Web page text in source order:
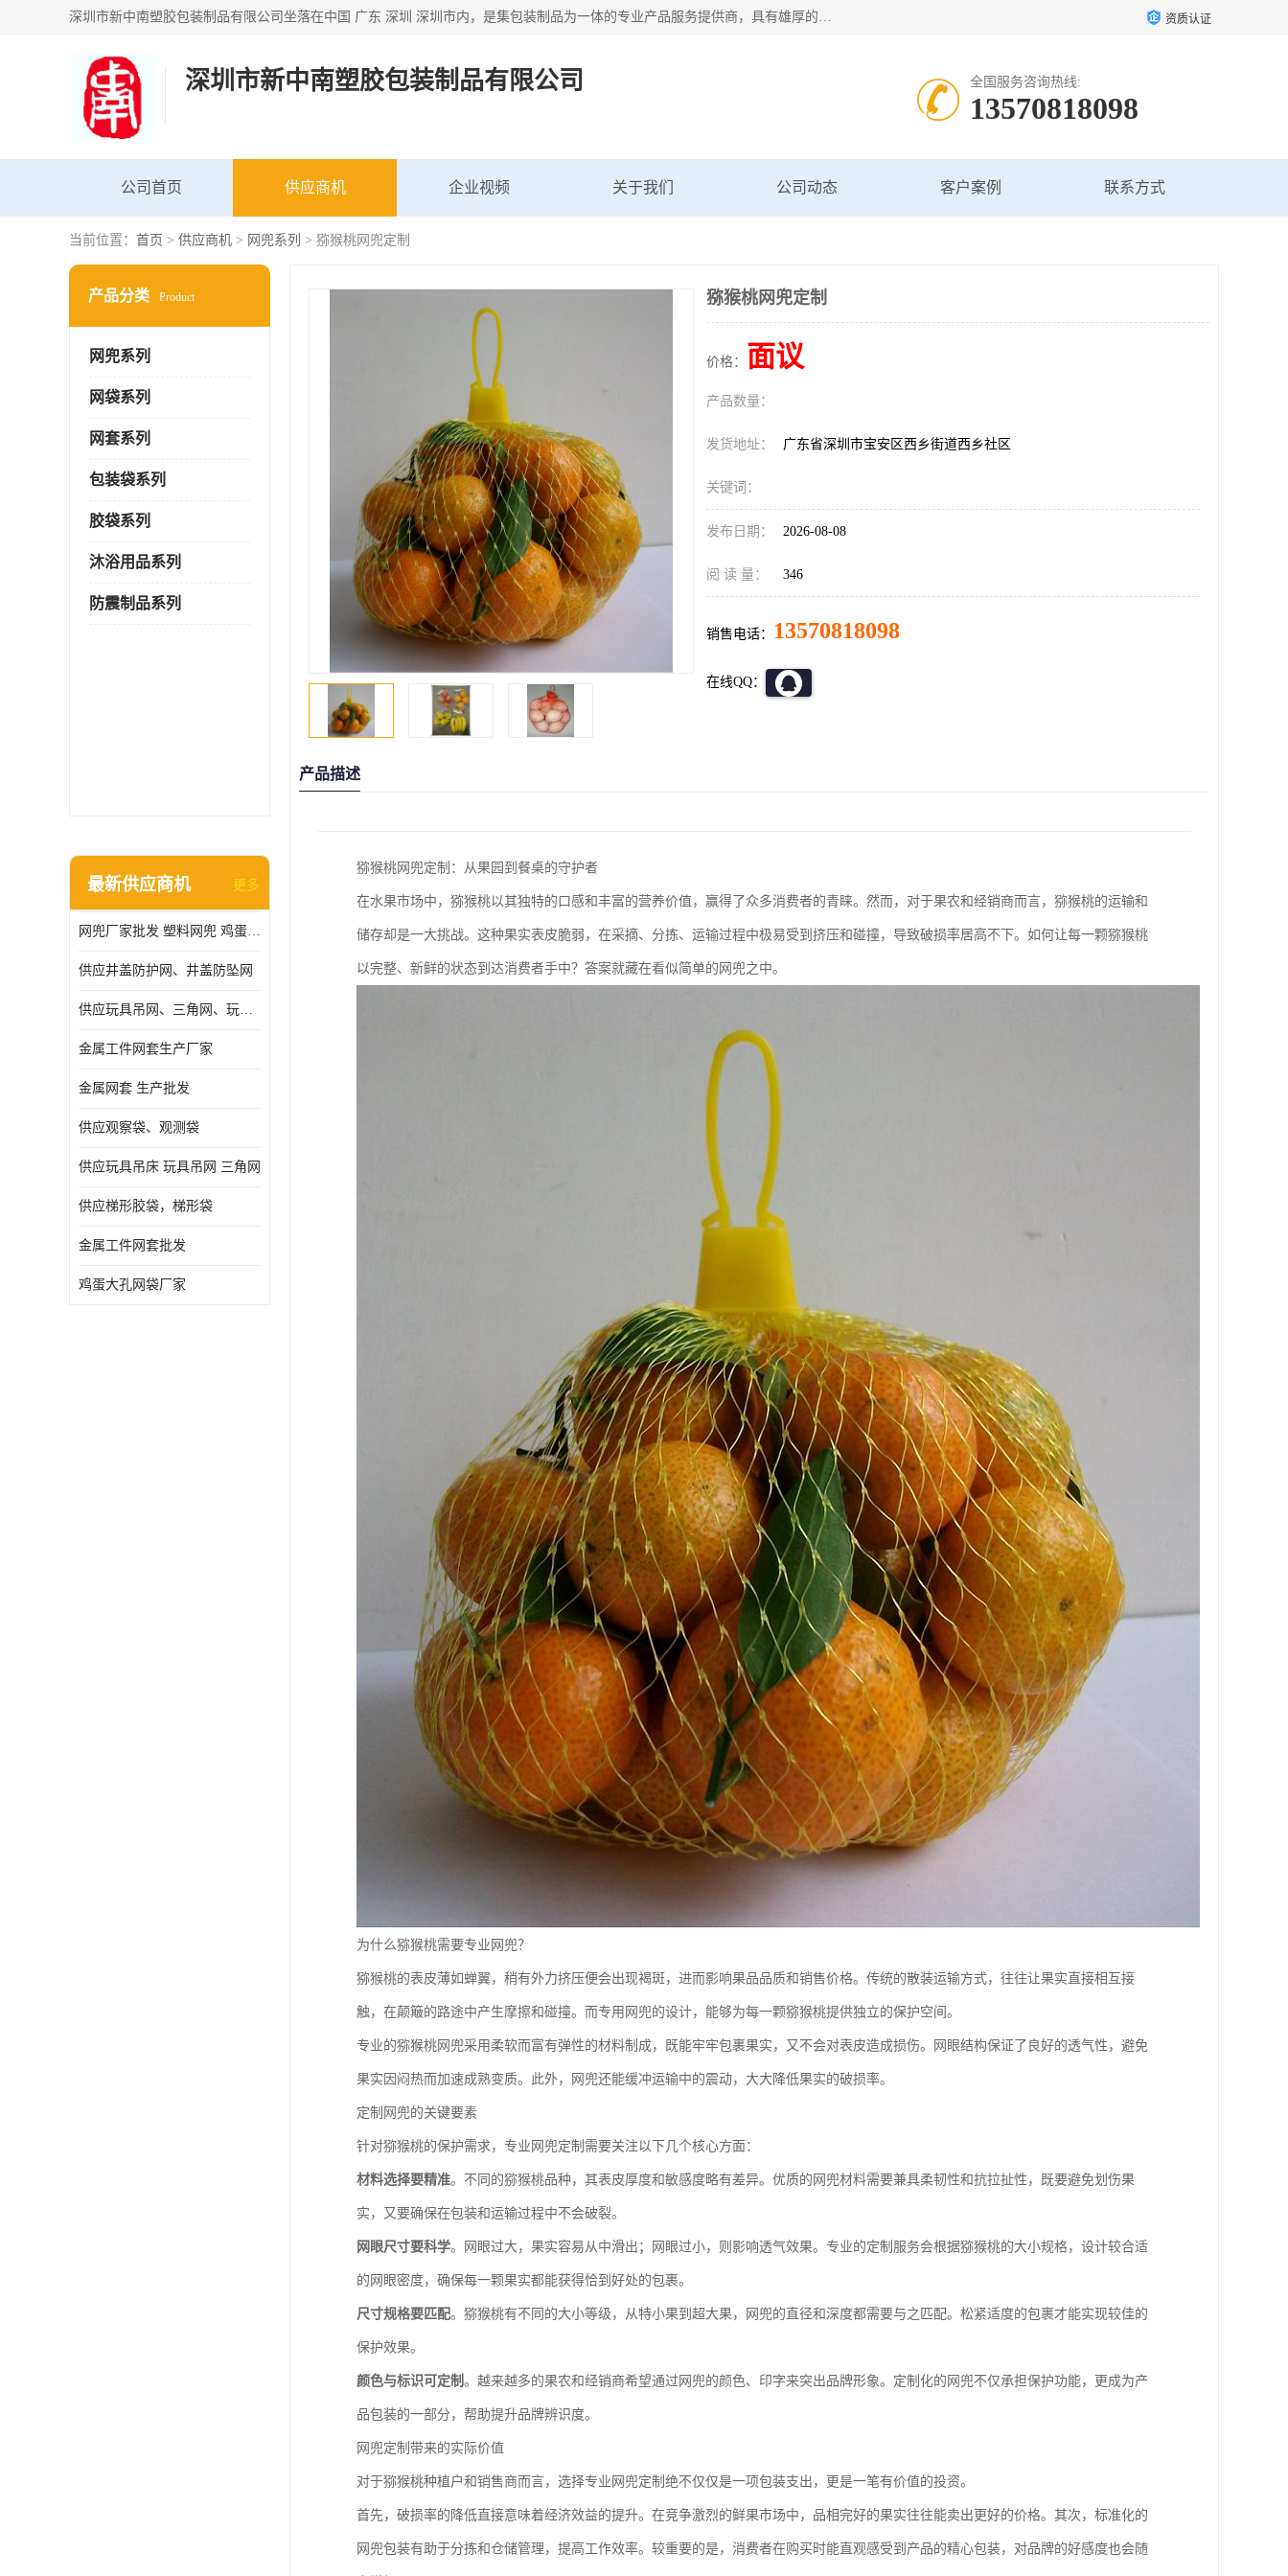
深圳市新中南塑胶包装制品有限公司坐落在中国 广东 深圳 深圳市内，是集包装制品为一体的专业产品服务提供商，具有雄厚的科研实力、技术实力和经济实力。主营网袋、网兜、网眼袋、网格袋、鱼丝网、尼龙网袋、网扣、网套等产品,大量批发,价格实惠。欢迎广大新老客户来电咨询价格、加盟、招商等服务。 资质认证
深圳市新中南塑胶包装制品有限公司 全国服务咨询热线:
13570818098
公司首页 供应商机 企业视频 关于我们 公司动态 客户案例 联系方式
当前位置： 首页 > 供应商机 > 网兜系列 > 猕猴桃网兜定制
产品分类 Product
网兜系列
网袋系列
网套系列
包装袋系列
胶袋系列
沐浴用品系列
防震制品系列
最新供应商机 更多
网兜厂家批发 塑料网兜 鸡蛋网兜
供应井盖防护网、井盖防坠网
供应玩具吊网、三角网、玩具吊床
金属工件网套生产厂家
金属网套 生产批发
供应观察袋、观测袋
供应玩具吊床 玩具吊网 三角网
供应梯形胶袋，梯形袋
金属工件网套批发
鸡蛋大孔网袋厂家
猕猴桃网兜定制
价格： 面议
产品数量：
发货地址： 广东省深圳市宝安区西乡街道西乡社区
关键词：
发布日期： 2026-08-08
阅 读 量： 346
销售电话： 13570818098
在线QQ：
产品描述
猕猴桃网兜定制：从果园到餐桌的守护者
在水果市场中，猕猴桃以其独特的口感和丰富的营养价值，赢得了众多消费者的青睐。然而，对于果农和经销商而言，猕猴桃的运输和
储存却是一大挑战。这种果实表皮脆弱，在采摘、分拣、运输过程中极易受到挤压和碰撞，导致破损率居高不下。如何让每一颗猕猴桃
以完整、新鲜的状态到达消费者手中？答案就藏在看似简单的网兜之中。
为什么猕猴桃需要专业网兜？
猕猴桃的表皮薄如蝉翼，稍有外力挤压便会出现褐斑，进而影响果品品质和销售价格。传统的散装运输方式，往往让果实直接相互接
触，在颠簸的路途中产生摩擦和碰撞。而专用网兜的设计，能够为每一颗猕猴桃提供独立的保护空间。
专业的猕猴桃网兜采用柔软而富有弹性的材料制成，既能牢牢包裹果实，又不会对表皮造成损伤。网眼结构保证了良好的透气性，避免
果实因闷热而加速成熟变质。此外，网兜还能缓冲运输中的震动，大大降低果实的破损率。
定制网兜的关键要素
针对猕猴桃的保护需求，专业网兜定制需要关注以下几个核心方面：
材料选择要精准。不同的猕猴桃品种，其表皮厚度和敏感度略有差异。优质的网兜材料需要兼具柔韧性和抗拉扯性，既要避免划伤果
实，又要确保在包装和运输过程中不会破裂。
网眼尺寸要科学。网眼过大，果实容易从中滑出；网眼过小，则影响透气效果。专业的定制服务会根据猕猴桃的大小规格，设计较合适
的网眼密度，确保每一颗果实都能获得恰到好处的包裹。
尺寸规格要匹配。猕猴桃有不同的大小等级，从特小果到超大果，网兜的直径和深度都需要与之匹配。松紧适度的包裹才能实现较佳的
保护效果。
颜色与标识可定制 。越来越多的果农和经销商希望通过网兜的颜色、印字来突出品牌形象。定制化的网兜不仅承担保护功能，更成为产
品包装的一部分，帮助提升品牌辨识度。
网兜定制带来的实际价值
对于猕猴桃种植户和销售商而言，选择专业网兜定制绝不仅仅是一项包装支出，更是一笔有价值的投资。
首先，破损率的降低直接意味着经济效益的提升。在竞争激烈的鲜果市场中，品相完好的果实往往能卖出更好的价格。其次，标准化的
网兜包装有助于分拣和仓储管理，提高工作效率。较重要的是，消费者在购买时能直观感受到产品的精心包装，对品牌的好感度也会随